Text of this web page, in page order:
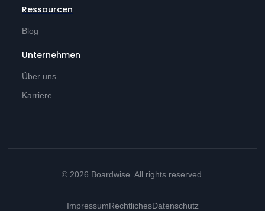
Ressourcen
Blog
Unternehmen
Über uns
Karriere
© 2026 Boardwise. All rights reserved.
ImpressumRechtlichesDatenschutz